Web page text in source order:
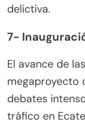
delictiva.
7-
El avance de
megaproyecto
debates
tráfico en